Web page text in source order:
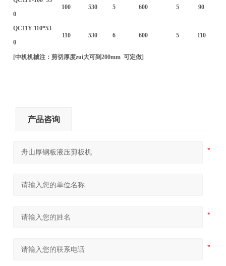
0
100 530 5 600 5 90
QC11Y-110*53
0
110 530 6 600 5 110
[中机机械注：剪切厚度zui大可到200mm 可定做]
产品咨询